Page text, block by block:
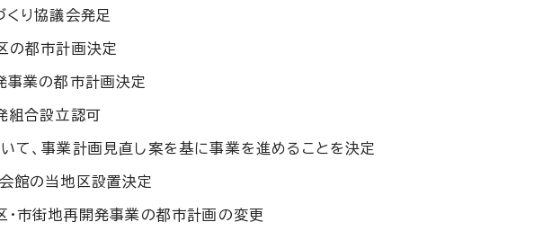
り協議会発足
の都市計画決定
事業の都市計画決定
組合設立認可
て、事業計画見直し案を基に事業を進めることを決定
館の当地区設置決定
市街地再開発事業の都市計画の変更